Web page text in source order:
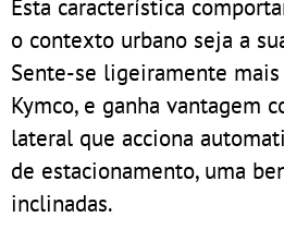
o contexto urbano seja a
Sente-se ligeiramente
Kymco, e ganha vantagem
lateral que acciona
de estacionamento, uma
inclinadas.